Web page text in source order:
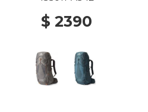
$ 2390